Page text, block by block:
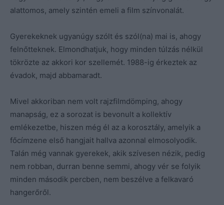
alattomos, amely szintén emeli a film színvonalát.
Gyerekeknek ugyanúgy szólt és szól(na) mai is, ahogy
felnőtteknek. Elmondhatjuk, hogy minden túlzás nélkül
tökrözte az akkori kor szellemét. 1988-ig érkeztek az
évadok, majd abbamaradt.
Mivel akkoriban nem volt rajzfilmdömping, ahogy
manapság, ez a sorozat is bevonult a kollektív
emlékezetbe, hiszen még él az a korosztály, amelyik a
főcímzene első hangjait hallva azonnal elmosolyodik.
Talán még vannak gyerekek, akik szívesen nézik, pedig
nem robban, durran benne semmi, ahogy vér se folyik
minden második percben, nem beszélve a felkavaró
hangerőről.